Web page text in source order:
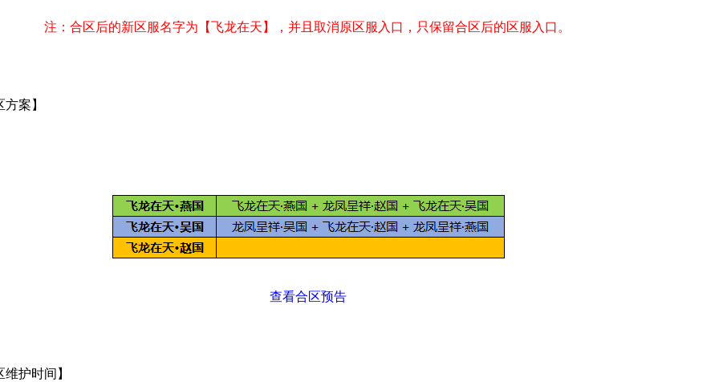
注：合区后的新区服名字为【飞龙在天】，并且取消原区服入口，只保留合区后的区服入口。
案】
查看合区预告
维护时间】